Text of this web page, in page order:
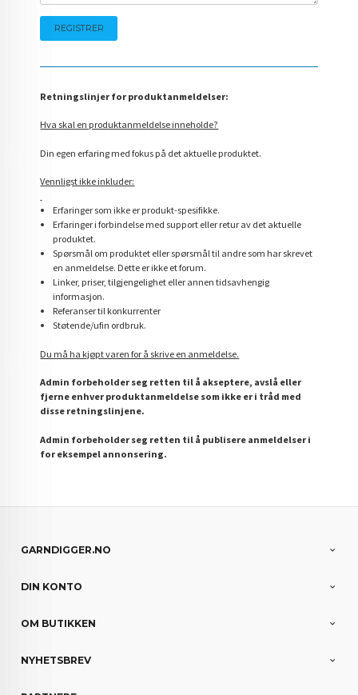
Retningslinjer for produktanmeldelser:
Hva skal en produktanmeldelse inneholde?
Din egen erfaring med fokus på det aktuelle produktet.
Vennligst ikke inkluder:
Erfaringer som ikke er produkt-spesifikke.
Erfaringer i forbindelse med support eller retur av det aktuelle
produktet.
Spørsmål om produktet eller spørsmål til andre som har skrevet
en anmeldelse. Dette er ikke et forum.
Linker, priser, tilgjengelighet eller annen tidsavhengig
informasjon.
Referanser til konkurrenter
Støtende/ufin ordbruk.
Du må ha kjøpt varen for å skrive en anmeldelse.
Admin forbeholder seg retten til å akseptere, avslå eller
fjerne enhver produktanmeldelse som ikke er i tråd med
disse retningslinjene.
Admin forbeholder seg retten til å publisere anmeldelser i
for eksempel annonsering.
GARNDIGGER.NO
DIN KONTO
OM BUTIKKEN
NYHETSBREV